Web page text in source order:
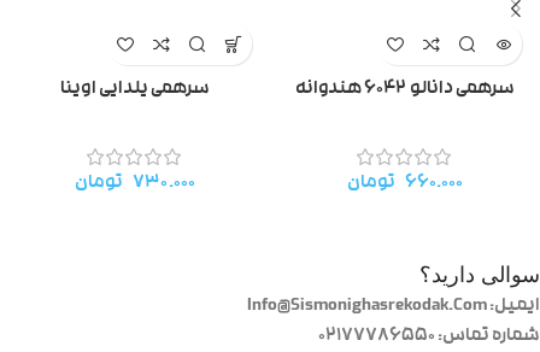
سرهمی دانالو ۶۰۴۲ هندوانه
۶۶۰.۰۰۰ تومان
سرهمی یلدایی اوینا
۷۳۰.۰۰۰ تومان
سوالی دارید؟
ایمیل: Info@Sismonighasrekodak.Com
شماره تماس: 02177786550